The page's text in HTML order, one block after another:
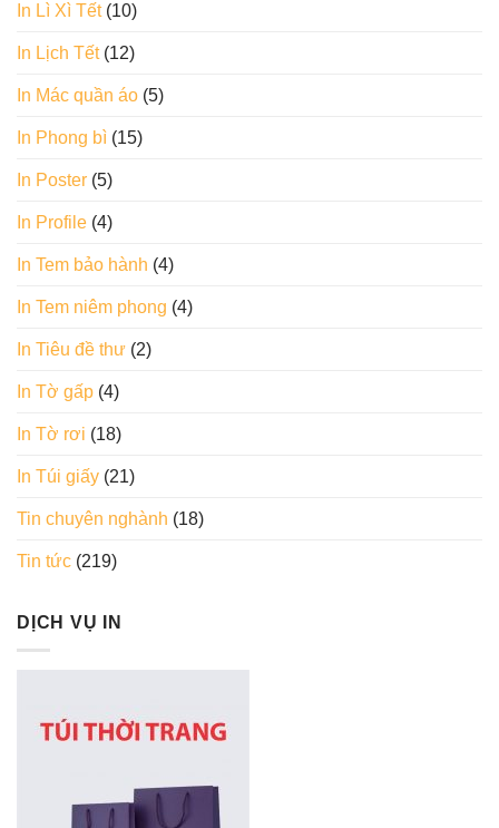
In Lì Xì Tết(10)
In Lịch Tết(12)
In Mác quần áo (5)
In Phong bì (15)
In Poster (5)
In Profile (4)
In Tem bảo hành (4)
In Tem niêm phong (4)
In Tiêu đề thư (2)
In Tờ gấp (4)
In Tờ rơi (18)
In Túi giấy (21)
Tin chuyên nghành (18)
Tin tức (219)
DỊCH VỤ IN